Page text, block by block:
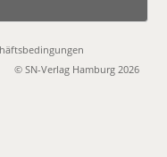
© SN-Verlag Hamburg 2026